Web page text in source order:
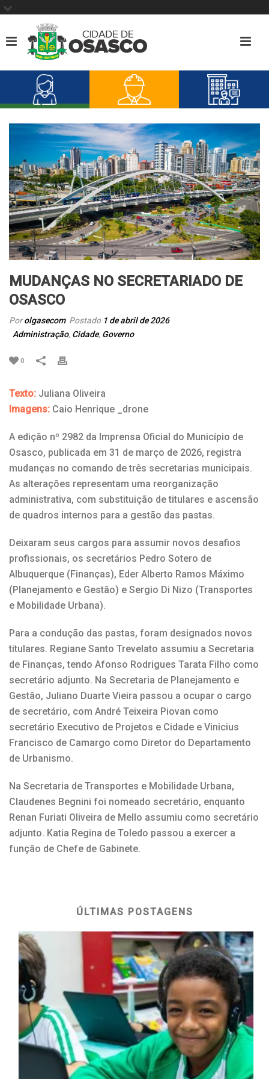
MUDANÇAS NO SECRETARIADO DE
OSASCO
Porolgasecom Postado 1 de abril de 2026
Administração, Cidade, Governo
0
Texto: Juliana Oliveira
Imagens: Caio Henrique _drone
A edição nº 2982 da Imprensa Oficial do Município de
Osasco, publicada em 31 de março de 2026, registra
mudanças no comando de três secretarias municipais.
As alterações representam uma reorganização
administrativa, com substituição de titulares e ascensão
de quadros internos para a gestão das pastas.
Deixaram seus cargos para assumir novos desafios
profissionais, os secretários Pedro Sotero de
Albuquerque (Finanças), Eder Alberto Ramos Máximo
(Planejamento e Gestão) e Sergio Di Nizo (Transportes
e Mobilidade Urbana).
Para a condução das pastas, foram designados novos
titulares. Regiane Santo Trevelato assumiu a Secretaria
de Finanças, tendo Afonso Rodrigues Tarata Filho como
secretário adjunto. Na Secretaria de Planejamento e
Gestão, Juliano Duarte Vieira passou a ocupar o cargo
de secretário, com André Teixeira Piovan como
secretário Executivo de Projetos e Cidade e Vinicius
Francisco de Camargo como Diretor do Departamento
de Urbanismo.
Na Secretaria de Transportes e Mobilidade Urbana,
Claudenes Begnini foi nomeado secretário, enquanto
Renan Furiati Oliveira de Mello assumiu como secretário
adjunto. Katia Regina de Toledo passou a exercer a
função de Chefe de Gabinete.
ÚLTIMAS POSTAGENS